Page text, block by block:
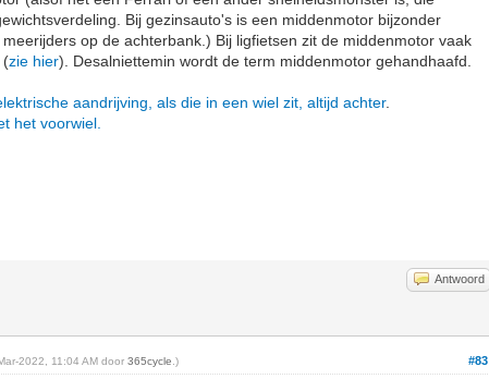
Bij gezinsauto's is een middenmotor bijzonder
op de achterbank.) Bij ligfietsen zit de middenmotor vaak
(zie hier). Desalniettemin wordt de term middenmotor gehandhaafd.
aandrijving, als die in een wiel zit, altijd achter.
het voorwiel.
Antwoord
#83
2022, 11:04 AM door365cycle .)